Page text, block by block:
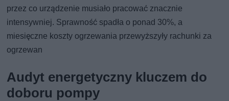
przez co urządzenie musiało pracować znacznie
intensywniej. Sprawność spadła o ponad 30%, a
miesięczne koszty ogrzewania przewyższyły rachunki za
ogrzewan
Audyt energetyczny kluczem do
doboru pompy